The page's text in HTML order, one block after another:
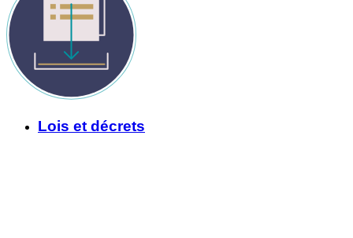
Lois et décrets